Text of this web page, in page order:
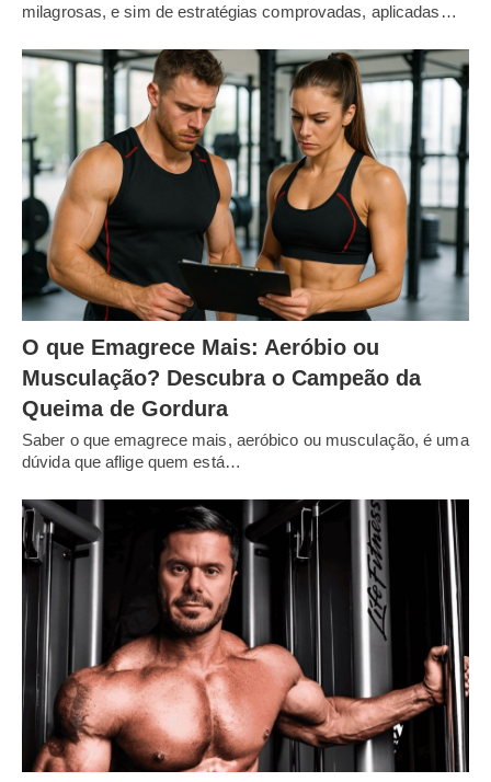
milagrosas, e sim de estratégias comprovadas, aplicadas…
O que Emagrece Mais: Aeróbio ou
Musculação? Descubra o Campeão da
Queima de Gordura
Saber o que emagrece mais, aeróbico ou musculação, é uma
dúvida que aflige quem está…